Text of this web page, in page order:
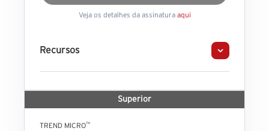
Veja os detalhes da assinatura aqui
Recursos
Superior
TREND MICRO™